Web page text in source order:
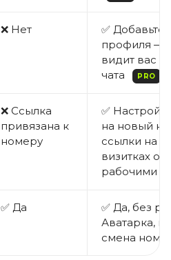
❌ Нет
✅ Добавьте
профиля —
видит вас
чата
PRO
❌ Ссылка
привязана к
номеру
✅
на новый
ссылки на
визитках
рабочими
✅ Да
✅ Да, без
Аватарка,
смена